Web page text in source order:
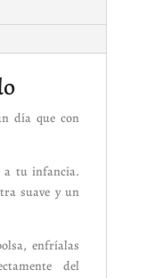
día que con
a tu infancia.
suave y un
enfríalas
del